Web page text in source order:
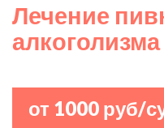
Лечение
алкоголизма
от 1000 руб/